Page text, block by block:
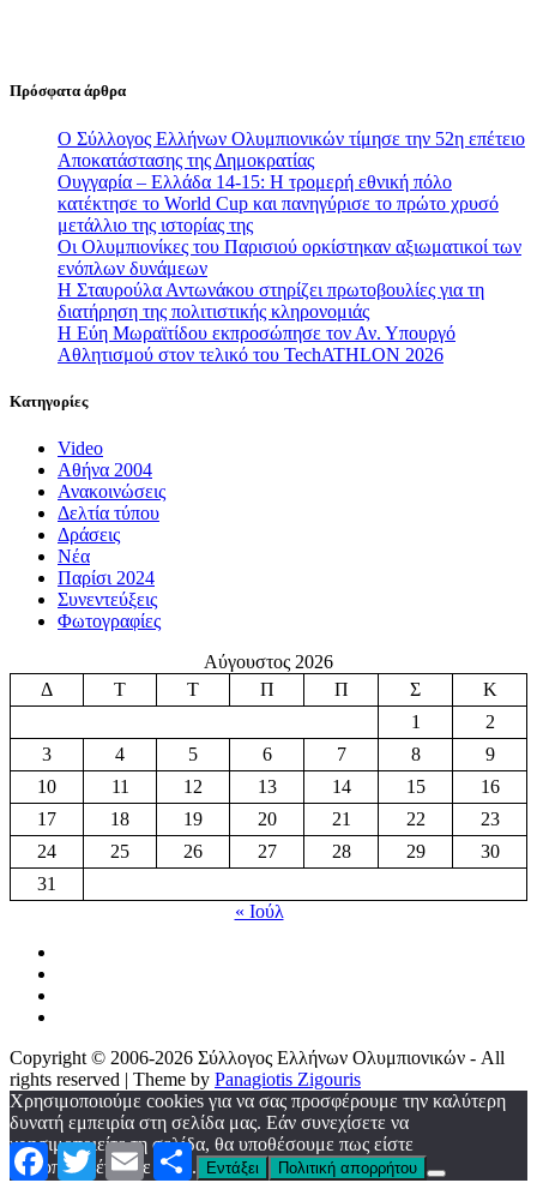
Πρόσφατα άρθρα
Ο Σύλλογος Ελλήνων Ολυμπιονικών τίμησε την 52η επέτειο
Αποκατάστασης της Δημοκρατίας
Ουγγαρία – Ελλάδα 14-15: Η τρομερή εθνική πόλο
κατέκτησε το World Cup και πανηγύρισε το πρώτο χρυσό
μετάλλιο της ιστορίας της
Οι Ολυμπιονίκες του Παρισιού ορκίστηκαν αξιωματικοί των
ενόπλων δυνάμεων
Η Σταυρούλα Αντωνάκου στηρίζει πρωτοβουλίες για τη
διατήρηση της πολιτιστικής κληρονομιάς
Η Εύη Μωραϊτίδου εκπροσώπησε τον Αν. Υπουργό
Αθλητισμού στον τελικό του TechATHLON 2026
Κατηγορίες
Video
Αθήνα 2004
Ανακοινώσεις
Δελτία τύπου
Δράσεις
Νέα
Παρίσι 2024
Συνεντεύξεις
Φωτογραφίες
Αύγουστος 2026
Δ
Τ Τ Π Π Σ
Κ
1
2
3
4 5 6 7 8
9
10
11 12 13 14 15
16
17
18 19 20 21 22
23
24
25 26 27 28 29
30
31
« Ιούλ
Copyright © 2006-2026 Σύλλογος Ελλήνων Ολυμπιονικών - All
rights reserved | Theme by Panagiotis Zigouris
FacebookTwitterEmail Μοιραστείτε
Χρησιμοποιούμε cookies για να σας προσφέρουμε την καλύτερη
δυνατή εμπειρία στη σελίδα μας. Εάν συνεχίσετε να
χρησιμοποιείτε τη σελίδα, θα υποθέσουμε πως είστε
ικανοποιημένοι με αυτό.
Εντάξει Πολιτική απορρήτου